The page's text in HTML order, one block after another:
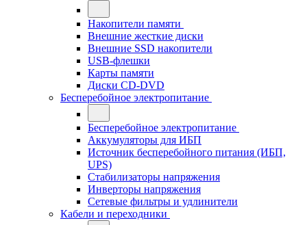
Накопители памяти
Внешние жесткие диски
Внешние SSD накопители
USB-флешки
Карты памяти
Диски CD-DVD
Бесперебойное электропитание
Бесперебойное электропитание
Аккумуляторы для ИБП
Источник бесперебойного питания (ИБП,
UPS)
Стабилизаторы напряжения
Инверторы напряжения
Сетевые фильтры и удлинители
Кабели и переходники